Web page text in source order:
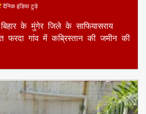
दैनिक इंडिया टुडे
के मुंगेर जिले के साफियासराय
फरदा गांव में कब्रिस्तान की जमीन की